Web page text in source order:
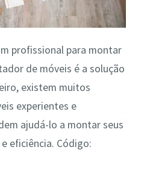
profissional para montar
de móveis é a solução
existem muitos
experientes e
ajudá-lo a montar seus
eficiência. Código: